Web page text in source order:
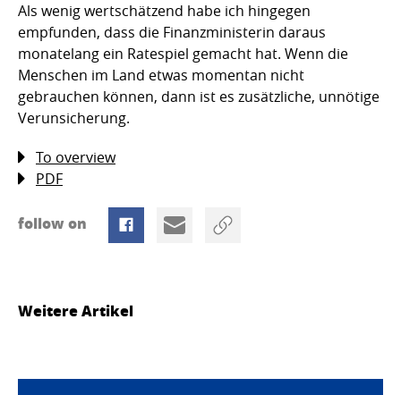
Als wenig wertschätzend habe ich hingegen
empfunden, dass die Finanzministerin daraus
monatelang ein Ratespiel gemacht hat. Wenn die
Menschen im Land etwas momentan nicht
gebrauchen können, dann ist es zusätzliche, unnötige
Verunsicherung.
To overview
PDF
follow on
Weitere Artikel